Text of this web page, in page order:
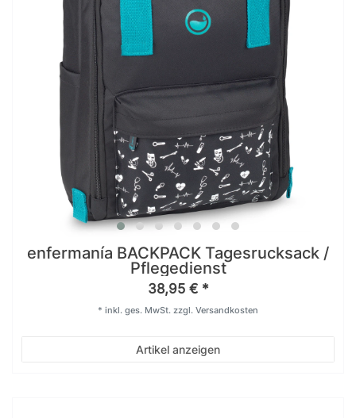
enfermanía BACKPACK Tagesrucksack /
Pflegedienst
38,95 € *
Artikel anzeigen
* inkl. ges. MwSt. zzgl. Versandkosten